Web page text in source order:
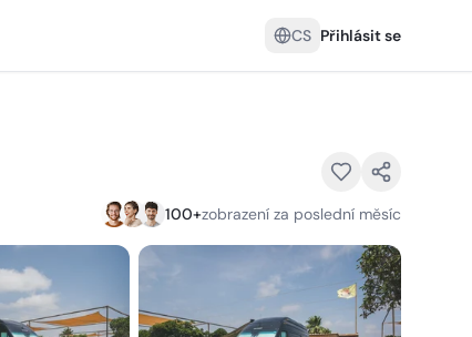
CS Přihlásit se
100+zobrazení za poslední měsíc